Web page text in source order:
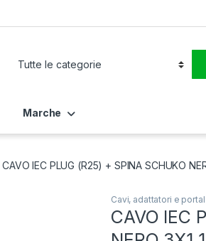
Marche
CAVO IEC PLUG (R25) + SPINA SCHUKO
Cavi, adattatori e
CAVO IEC